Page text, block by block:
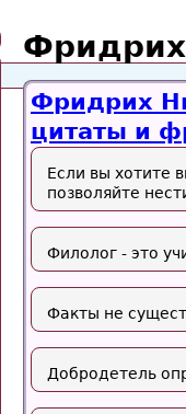
Фридрих
цитаты и
Если вы хотите
позволяйте
Филолог - это
Факты не
Добродетель